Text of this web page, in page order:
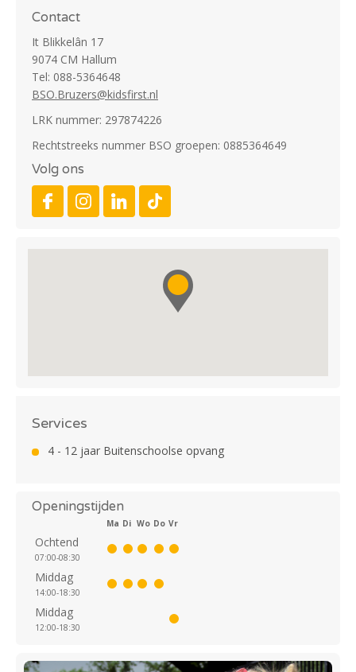
Contact
It Blikkelân 17
9074 CM Hallum
Tel: 088-5364648
BSO.Bruzers@kidsfirst.nl
LRK nummer: 297874226
Rechtstreeks nummer BSO groepen: 0885364649
Volg ons
Services
4 - 12 jaar Buitenschoolse opvang
Openingstijden
Ma Di Wo Do Vr
Ochtend
07:00-08:30
Middag
14:00-18:30
Middag
12:00-18:30